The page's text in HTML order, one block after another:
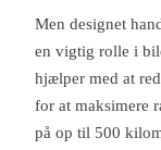
Men designet
en vigtig rolle i
hjælper med at
for at maksimere
på op til 500